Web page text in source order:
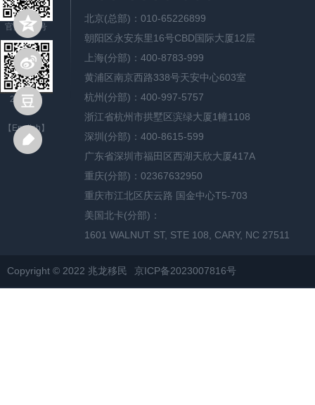
官方公众号
24H微信
【English】
北京(总部)：010-65226899
朝阳区永安东里16号CBD国际大厦12层
上海(分部)：400-8783-999
黄浦区南京西路338号天安中心603室
杭州(分部)：400-997-5757
浙江省杭州市拱墅区滨绿大厦1幢1108
深圳(分部)：400-8615-599
广东省深圳市福田区西湖天欣大厦417A
重庆(分部)：02367632950
重庆市江北区庆云路 国金中心T5-703
美国北卡(分部)：
1601 WALNUT ST, STE 108, CARY, NC 27511
Copyright © 2022 兆龙移民 京ICP备2023007816号